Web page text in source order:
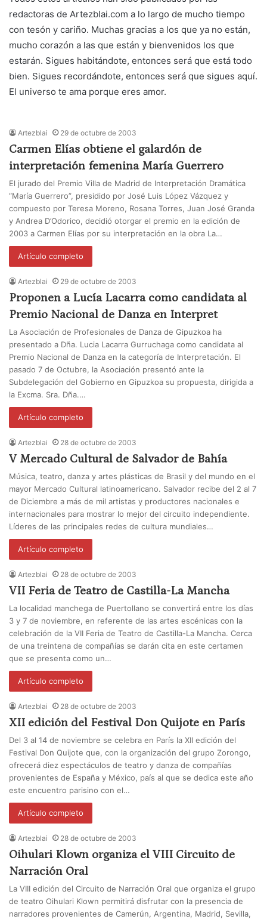
redactoras de Artezblai.com a lo largo de mucho tiempo
con tesón y cariño. Muchas gracias a los que ya no están,
mucho corazón a las que están y bienvenidos los que
estarán. Sigues habitándote, entonces será que está todo
bien. Sigues recordándote, entonces será que sigues aquí.
El universo te ama porque eres amor.
Artezblai 29 de octubre de 2003
Carmen Elías obtiene el galardón de
interpretación femenina María Guerrero
El jurado del Premio Villa de Madrid de Interpretación Dramática
“María Guerrero”, presidido por José Luis López Vázquez y
compuesto por Teresa Moreno, Rosana Torres, Juan José Granda
y Andrea D’Odorico, decidió otorgar el premio en la edición de
2003 a Carmen Elías por su interpretación en la obra La…
Artículo completo
Artezblai 29 de octubre de 2003
Proponen a Lucía Lacarra como candidata al
Premio Nacional de Danza en Interpret
La Asociación de Profesionales de Danza de Gipuzkoa ha
presentado a Dña. Lucia Lacarra Gurruchaga como candidata al
Premio Nacional de Danza en la categoría de Interpretación. El
pasado 7 de Octubre, la Asociación presentó ante la
Subdelegación del Gobierno en Gipuzkoa su propuesta, dirigida a
la Excma. Sra. Dña.…
Artículo completo
Artezblai 28 de octubre de 2003
V Mercado Cultural de Salvador de Bahía
Música, teatro, danza y artes plásticas de Brasil y del mundo en el
mayor Mercado Cultural latinoamericano. Salvador recibe del 2 al 7
de Diciembre a más de mil artistas y productores nacionales e
internacionales para mostrar lo mejor del circuito independiente.
Líderes de las principales redes de cultura mundiales…
Artículo completo
Artezblai 28 de octubre de 2003
VII Feria de Teatro de Castilla-La Mancha
La localidad manchega de Puertollano se convertirá entre los días
3 y 7 de noviembre, en referente de las artes escénicas con la
celebración de la VII Feria de Teatro de Castilla-La Mancha. Cerca
de una treintena de compañías se darán cita en este certamen
que se presenta como un…
Artículo completo
Artezblai 28 de octubre de 2003
XII edición del Festival Don Quijote en París
Del 3 al 14 de noviembre se celebra en París la XII edición del
Festival Don Quijote que, con la organización del grupo Zorongo,
ofrecerá diez espectáculos de teatro y danza de compañías
provenientes de España y México, país al que se dedica este año
este encuentro parisino con el…
Artículo completo
Artezblai 28 de octubre de 2003
Oihulari Klown organiza el VIII Circuito de
Narración Oral
La VIII edición del Circuito de Narración Oral que organiza el grupo
de teatro Oihulari Klown permitirá disfrutar con la presencia de
narradores provenientes de Camerún, Argentina, Madrid, Sevilla,